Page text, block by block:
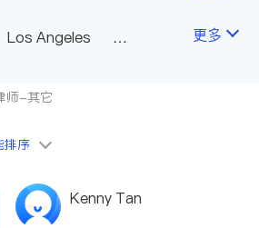
房地产租售
会计师
非盈利组织
律师-其它
Los Angeles
& San Gabriel
Bar & Covina
Heights & Hacienda H
更多
师-其它
排序
Kenny Tan